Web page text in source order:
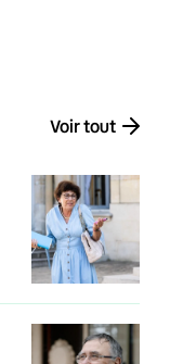
Voir tout